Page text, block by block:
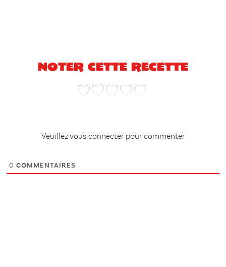
Noter cette recette
Veuillez vous connecter pour commenter
0 COMMENTAIRES